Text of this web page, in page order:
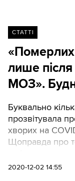
СТАТТІ
«Померлих
лише після
МОЗ».
Буквально
прозвітувала
хворих на
Щоправда про
сьогодні
2020-12-02 14:55